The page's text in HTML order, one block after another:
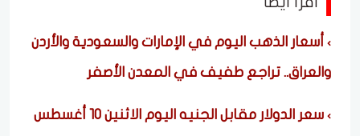
أسعار الذهب اليوم في الإمارات والسعودية والأردن
والعراق.. تراجع طفيف في المعدن الأصفر
سعر الدولار مقابل الجنيه اليوم الاثنين 10 أغسطس